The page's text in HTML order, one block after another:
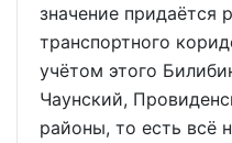
значение придаётся
транспортного
учётом этого
Чаунский,
районы, то есть всё